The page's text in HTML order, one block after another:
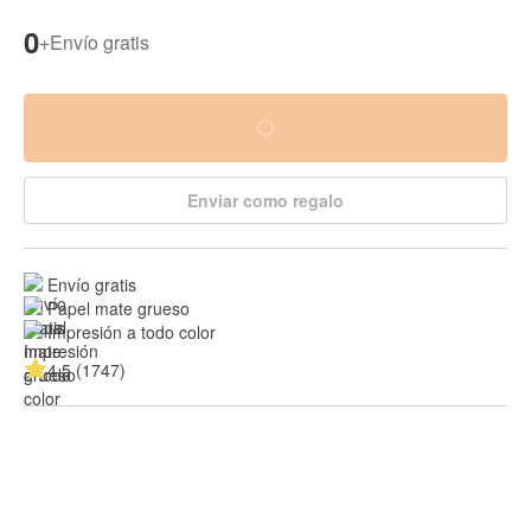
0+Envío gratis
Enviar como regalo
Envío gratis
Papel mate grueso
Impresión a todo color
4.5 (1747)